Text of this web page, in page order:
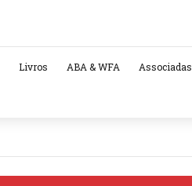
Livros ABA & WFA Associadas